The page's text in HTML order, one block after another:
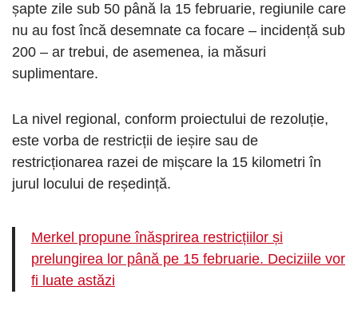
șapte zile sub 50 până la 15 februarie, regiunile care
nu au fost încă desemnate ca focare – incidență sub
200 – ar trebui, de asemenea, ia măsuri
suplimentare.
La nivel regional, conform proiectului de rezoluție,
este vorba de restricții de ieșire sau de
restricționarea razei de mișcare la 15 kilometri în
jurul locului de reședință.
Merkel propune înăsprirea restricțiilor și
prelungirea lor până pe 15 februarie. Deciziile vor
fi luate astăzi